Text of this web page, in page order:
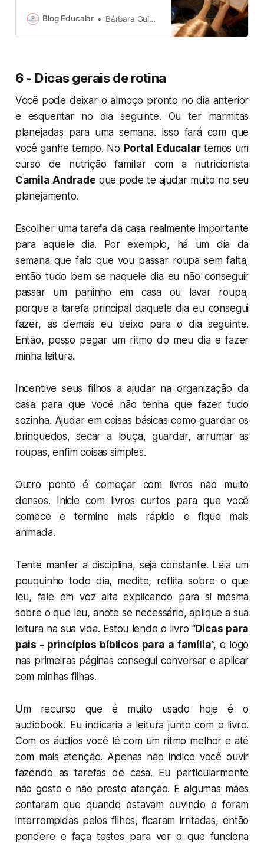
Blog Educalar Bárbara Guinalz
6 - Dicas gerais de rotina
Você pode deixar o almoço pronto no dia anterior
e esquentar no dia seguinte. Ou ter marmitas
planejadas para uma semana. Isso fará com que
você ganhe tempo. No Portal Educalartemos um
curso de nutrição familiar com a nutricionista
Camila Andrade que pode te ajudar muito no seu
planejamento.
Escolher uma tarefa da casa realmente importante
para aquele dia. Por exemplo, há um dia da
semana que falo que vou passar roupa sem falta,
então tudo bem se naquele dia eu não conseguir
passar um paninho em casa ou lavar roupa,
porque a tarefa principal daquele dia eu consegui
fazer, as demais eu deixo para o dia seguinte.
Então, posso pegar um ritmo do meu dia e fazer
minha leitura.
Incentive seus filhos a ajudar na organização da
casa para que você não tenha que fazer tudo
sozinha. Ajudar em coisas básicas como guardar os
brinquedos, secar a louça, guardar, arrumar as
roupas, enfim coisas simples.
Outro ponto é começar com livros não muito
densos. Inicie com livros curtos para que você
comece e termine mais rápido e fique mais
animada.
Tente manter a disciplina, seja constante. Leia um
pouquinho todo dia, medite, reflita sobre o que
leu, fale em voz alta explicando para si mesma
sobre o que leu, anote se necessário, aplique a sua
leitura na sua vida. Estou lendo o livro “Dicas para
pais - princípios bíblicos para a família”, e logo
nas primeiras páginas consegui conversar e aplicar
com minhas filhas.
Um recurso que é muito usado hoje é o
audiobook. Eu indicaria a leitura junto com o livro.
Com os áudios você lê com um ritmo melhor e até
com mais atenção. Apenas não indico você ouvir
fazendo as tarefas de casa. Eu particularmente
não gosto e não presto atenção. E algumas mães
contaram que quando estavam ouvindo e foram
interrompidas pelos filhos, ficaram irritadas, então
pondere e faça testes para ver o que funciona